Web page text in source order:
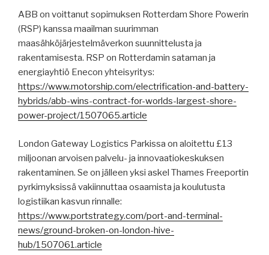
ABB on voittanut sopimuksen Rotterdam Shore Powerin
(RSP) kanssa maailman suurimman
maasähköjärjestelmäverkon suunnittelusta ja
rakentamisesta. RSP on Rotterdamin sataman ja
energiayhtiö Enecon yhteisyritys:
https://www.motorship.com/electrification-and-battery-
hybrids/abb-wins-contract-for-worlds-largest-shore-
power-project/1507065.article
London Gateway Logistics Parkissa on aloitettu £13
miljoonan arvoisen palvelu- ja innovaatiokeskuksen
rakentaminen. Se on jälleen yksi askel Thames Freeportin
pyrkimyksissä vakiinnuttaa osaamista ja koulutusta
logistiikan kasvun rinnalle:
https://www.portstrategy.com/port-and-terminal-
news/ground-broken-on-london-hive-
hub/1507061.article